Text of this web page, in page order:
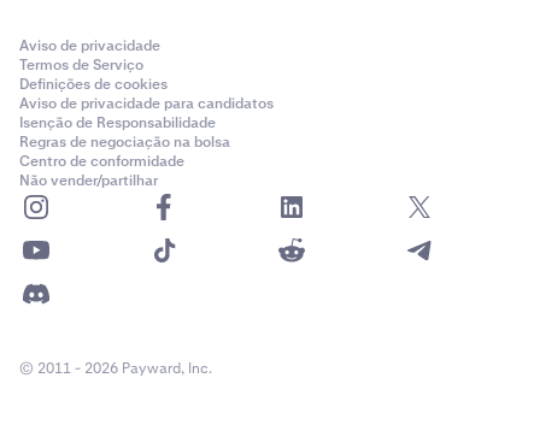
Aviso de privacidade
Termos de Serviço
Definições de cookies
Aviso de privacidade para candidatos
Isenção de Responsabilidade
Regras de negociação na bolsa
Centro de conformidade
Não vender/partilhar
© 2011 - 2026 Payward, Inc.